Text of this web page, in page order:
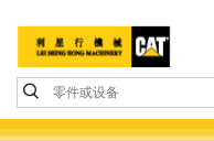
零件或设备